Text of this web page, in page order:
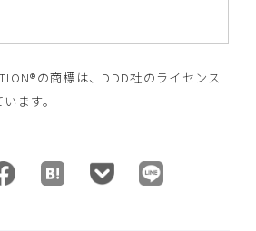
の商標は、DDD社のライセンス
ます。